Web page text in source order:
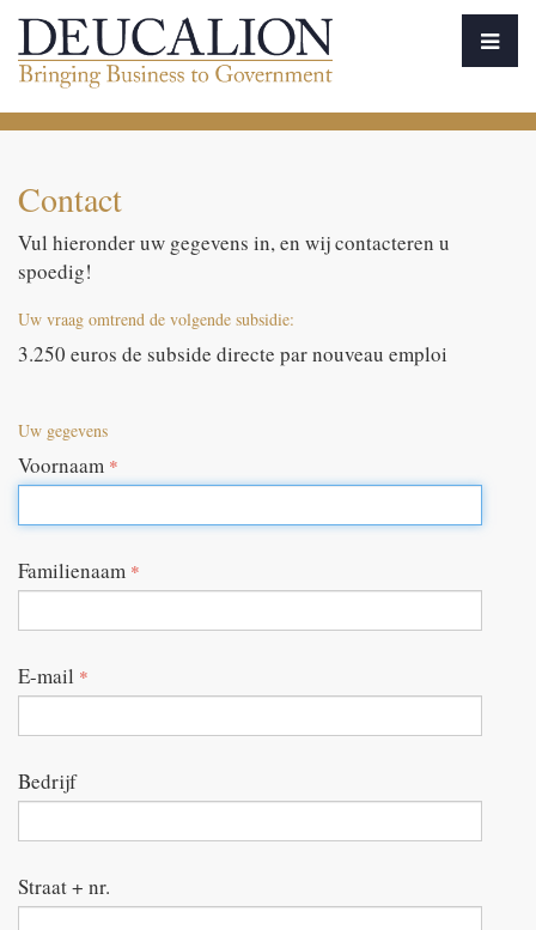
Contact
Vul hieronder uw gegevens in, en wij contacteren u
spoedig!
Uw vraag omtrend de volgende subsidie:
3.250 euros de subside directe par nouveau emploi
Uw gegevens
Voornaam *
Familienaam *
E-mail *
Bedrijf
Straat + nr.